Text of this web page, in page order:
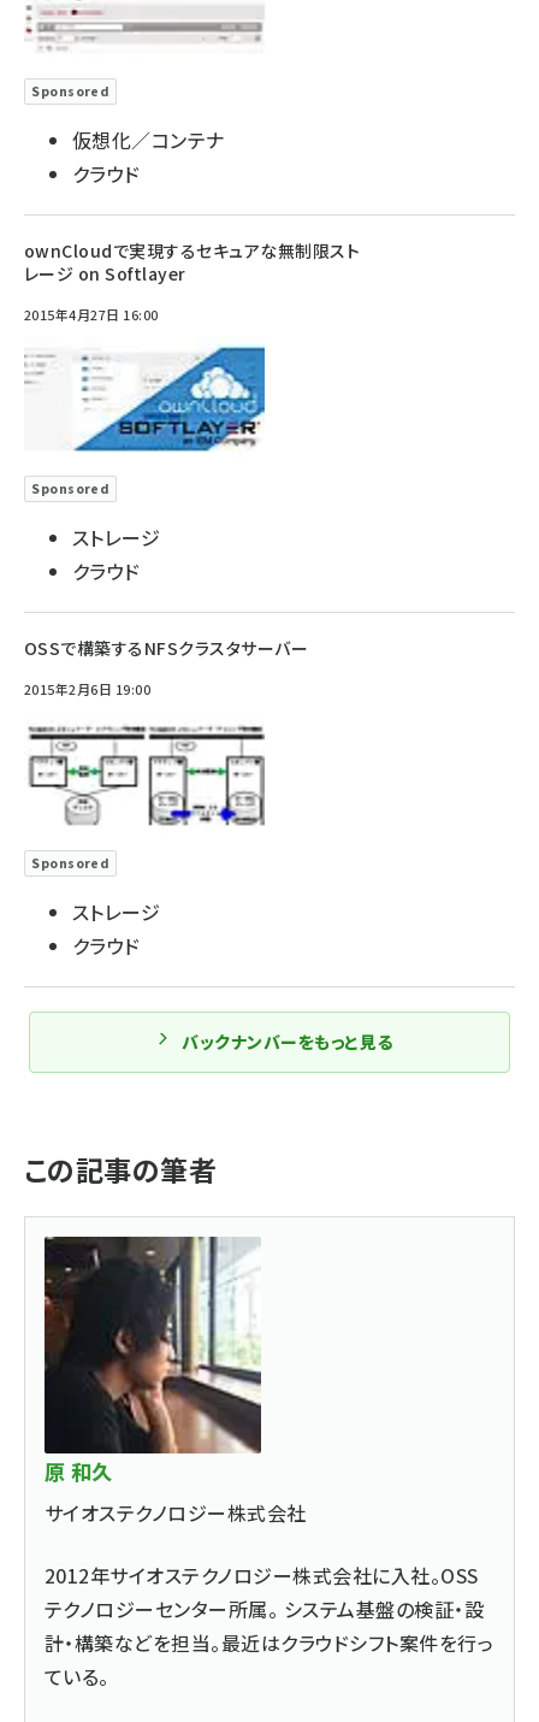
Sponsored
仮想化／コンテナ
クラウド
ownCloudで実現するセキュアな無制限スト
レージ on Softlayer
2015年4月27日 16:00
Sponsored
ストレージ
クラウド
OSSで構築するNFSクラスタサーバー
2015年2月6日 19:00
Sponsored
ストレージ
クラウド
バックナンバーをもっと見る
この記事の筆者
原 和久
サイオステクノロジー株式会社
2012年サイオステクノロジー株式会社に入社。OSS
テクノロジーセンター所属。 システム基盤の検証・設
計・構築などを担当。最近はクラウドシフト案件を行っ
ている。